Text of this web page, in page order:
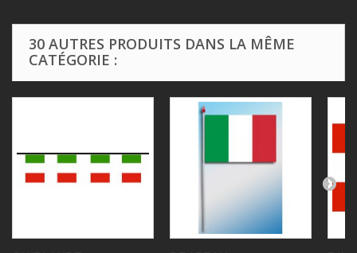
30 AUTRES PRODUITS DANS LA MÊME
CATÉGORIE :